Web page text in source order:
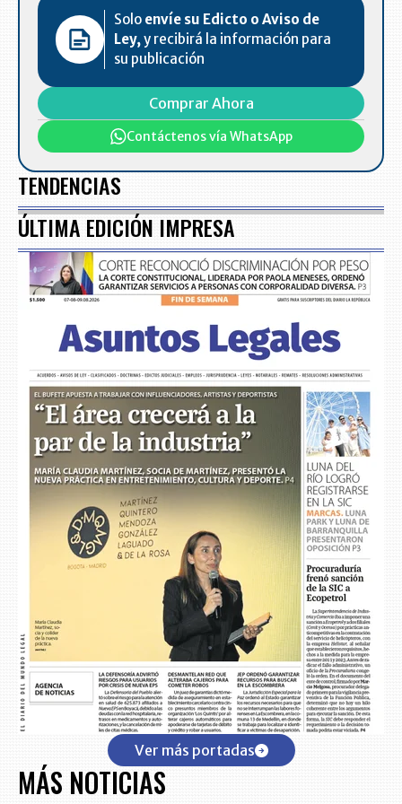
Solo envíe su Edicto o Aviso de
Ley,y recibirá la información para
su publicación
Comprar Ahora
Contáctenos vía WhatsApp
TENDENCIAS
ÚLTIMA EDICIÓN IMPRESA
Ver más portadas
MÁS NOTICIAS